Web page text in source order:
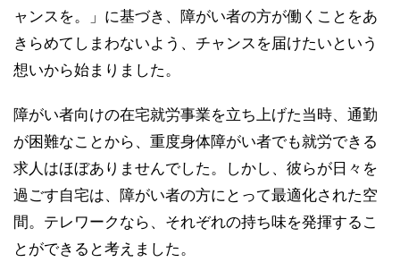
ャンスを。」に基づき、障がい者の方が働くことをあ
きらめてしまわないよう、チャンスを届けたいという
想いから始まりました。
障がい者向けの在宅就労事業を立ち上げた当時、通勤
が困難なことから、重度身体障がい者でも就労できる
求人はほぼありませんでした。しかし、彼らが日々を
過ごす自宅は、障がい者の方にとって最適化された空
間。テレワークなら、それぞれの持ち味を発揮するこ
とができると考えました。